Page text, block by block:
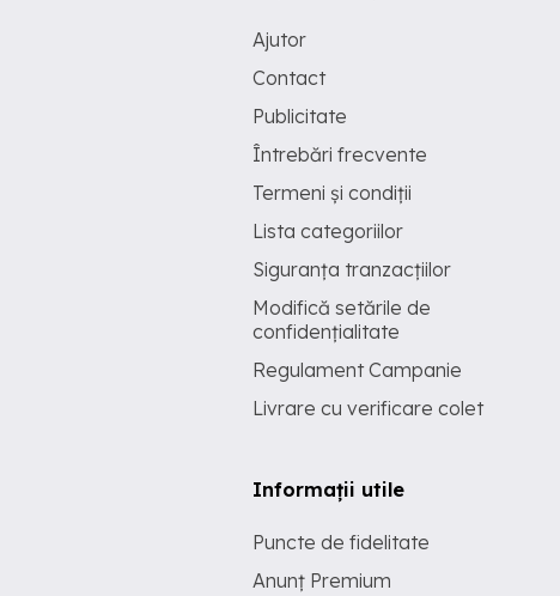
Ajutor
Contact
Publicitate
Întrebări frecvente
Termeni și condiții
Lista categoriilor
Siguranța tranzacțiilor
Modifică setările de
confidențialitate
Regulament Campanie
Livrare cu verificare colet
Informații utile
Puncte de fidelitate
Anunț Premium